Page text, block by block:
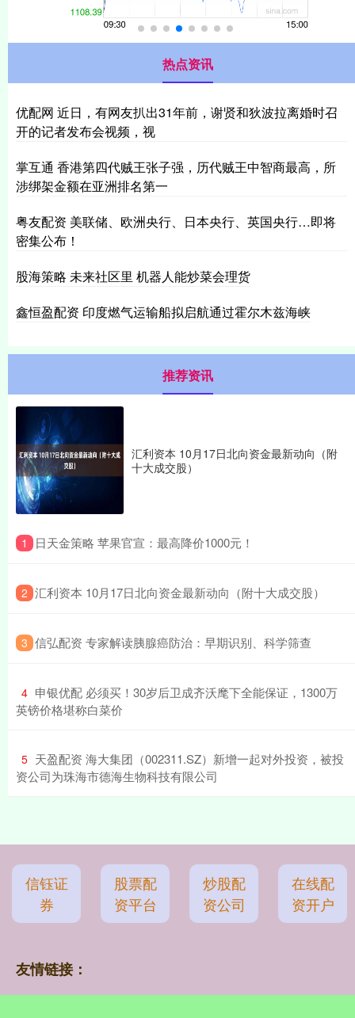
热点资讯
优配网 近日，有网友扒出31年前，谢贤和狄波拉离婚时召
开的记者发布会视频，视
掌互通 香港第四代贼王张子强，历代贼王中智商最高，所
涉绑架金额在亚洲排名第一
粤友配资 美联储、欧洲央行、日本央行、英国央行…即将
密集公布！
股海策略 未来社区里 机器人能炒菜会理货
鑫恒盈配资 印度燃气运输船拟启航通过霍尔木兹海峡
推荐资讯
汇利资本 10月17日北向资金最新动向（附
十大成交股）
1 ​日天金策略 苹果官宣：最高降价1000元！
2 ​汇利资本 10月17日北向资金最新动向（附十大成交股）
3 ​信弘配资 专家解读胰腺癌防治：早期识别、科学筛查
4 ​申银优配 必须买！30岁后卫成齐沃麾下全能保证，1300万
英镑价格堪称白菜价
5 ​天盈配资 海大集团（002311.SZ）新增一起对外投资，被投
资公司为珠海市德海生物科技有限公司
信钰证
券
股票配
资平台
炒股配
资公司
在线配
资开户
友情链接：